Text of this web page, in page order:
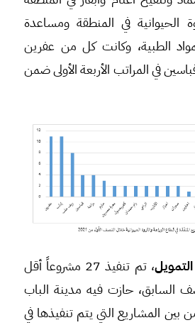
الحيوانية في المنطقة ومساعدة
الطبية، وكانت كل من عفرين
في المراتب الأربعة الأولى ضمن
، تم تنفيذ 27 مشروعاً أقل
السابق، حازت فيه مدينة الباب
بين المشاريع التي يتم تنفيذها في